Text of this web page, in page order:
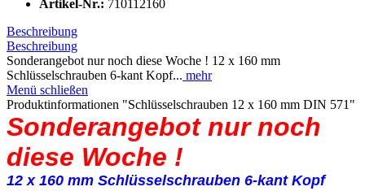
Artikel-Nr.: 710112160
Beschreibung
Beschreibung
Sonderangebot nur noch diese Woche ! 12 x 160 mm
Schlüsselschrauben 6-kant Kopf... mehr
Menü schließen
Produktinformationen "Schlüsselschrauben 12 x 160 mm DIN 571"
Sonderangebot nur noch
diese Woche !
12 x 160 mm Schlüsselschrauben 6-kant Kopf